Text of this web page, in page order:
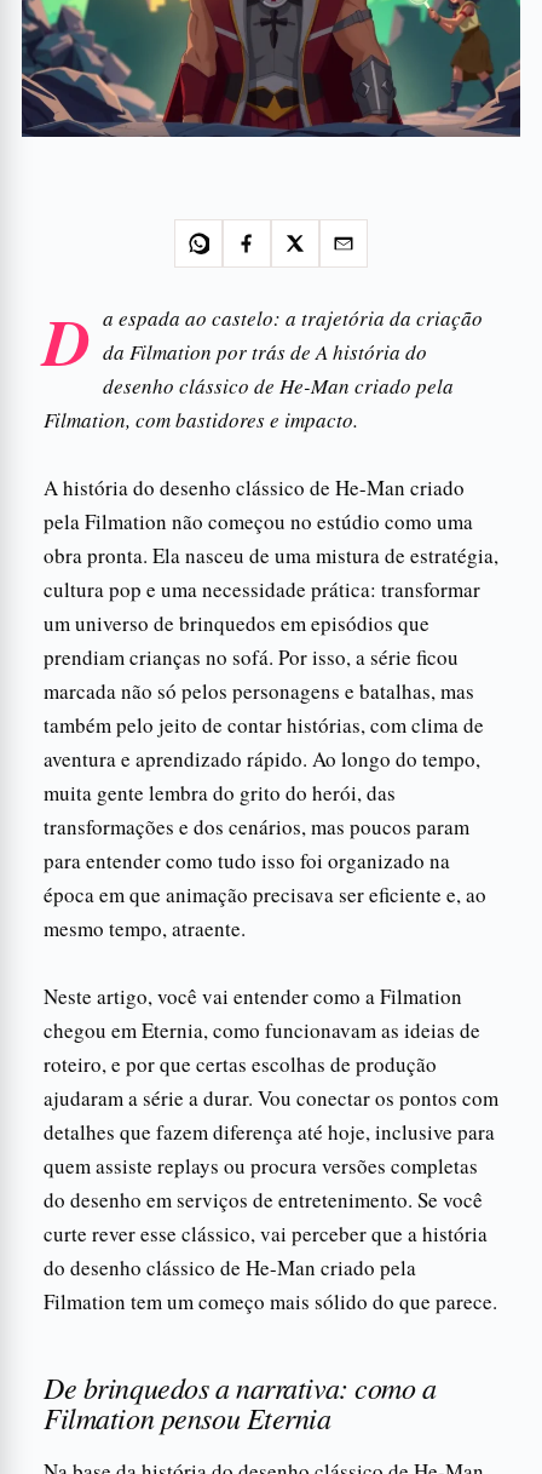
D a espada ao castelo: a trajetória da criação
da Filmation por trás de A história do
desenho clássico de He-Man criado pela
Filmation, com bastidores e impacto.
A história do desenho clássico de He-Man criado
pela Filmation não começou no estúdio como uma
obra pronta. Ela nasceu de uma mistura de estratégia,
cultura pop e uma necessidade prática: transformar
um universo de brinquedos em episódios que
prendiam crianças no sofá. Por isso, a série ficou
marcada não só pelos personagens e batalhas, mas
também pelo jeito de contar histórias, com clima de
aventura e aprendizado rápido. Ao longo do tempo,
muita gente lembra do grito do herói, das
transformações e dos cenários, mas poucos param
para entender como tudo isso foi organizado na
época em que animação precisava ser eficiente e, ao
mesmo tempo, atraente.
Neste artigo, você vai entender como a Filmation
chegou em Eternia, como funcionavam as ideias de
roteiro, e por que certas escolhas de produção
ajudaram a série a durar. Vou conectar os pontos com
detalhes que fazem diferença até hoje, inclusive para
quem assiste replays ou procura versões completas
do desenho em serviços de entretenimento. Se você
curte rever esse clássico, vai perceber que a história
do desenho clássico de He-Man criado pela
Filmation tem um começo mais sólido do que parece.
De brinquedos a narrativa: como a
Filmation pensou Eternia